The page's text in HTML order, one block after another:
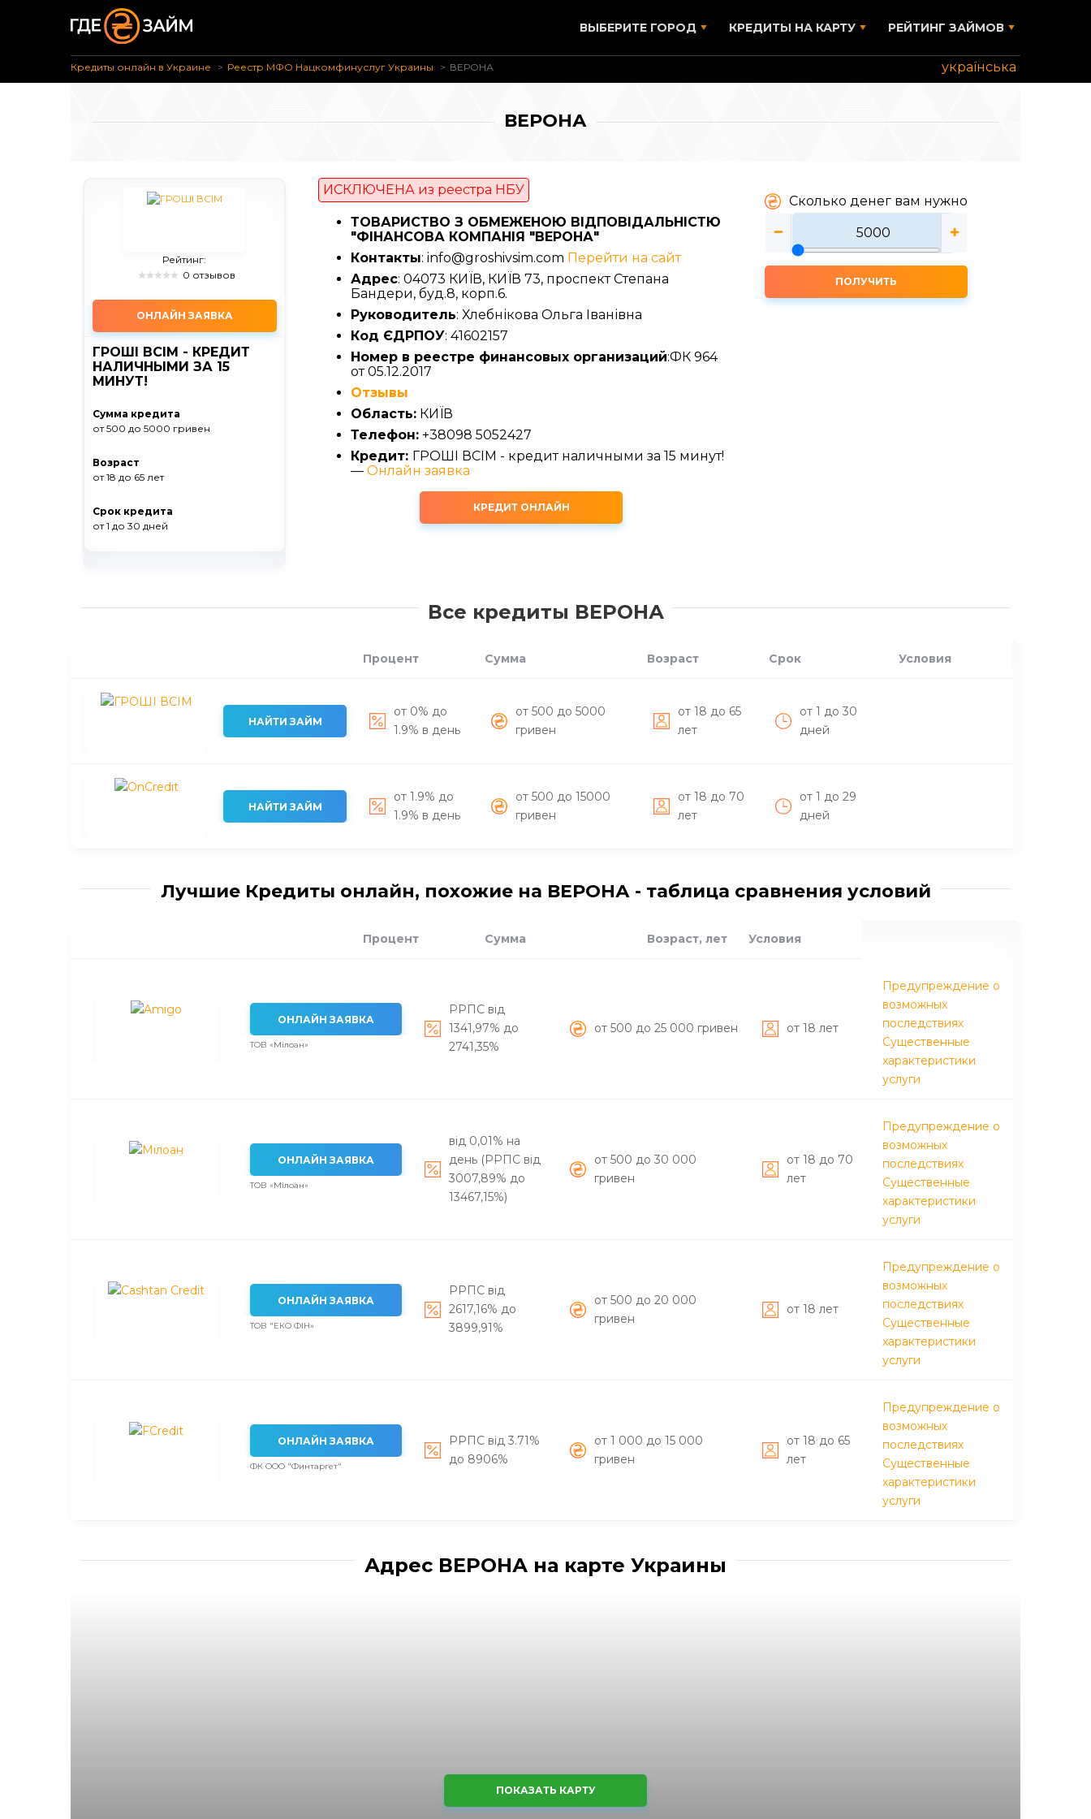
ВЫБЕРИТЕ ГОРОД КРЕДИТЫ НА КАРТУ РЕЙТИНГ ЗАЙМОВ
Кредиты онлайн в Украине Реестр МФО Нацкомфинуслуг Украины ВЕРОНА українська
ВЕРОНА
Рейтинг:
0 отзывов
ОНЛАЙН ЗАЯВКА
ГРОШІ ВСІМ - КРЕДИТ
НАЛИЧНЫМИ ЗА 15
МИНУТ!
Сумма кредита
от 500 до 5000 гривен
Возраст
от 18 до 65 лет
Срок кредита
от 1 до 30 дней
ИСКЛЮЧЕНА из реестра НБУ
ТОВАРИСТВО З ОБМЕЖЕНОЮ ВІДПОВІДАЛЬНІСТЮ
"ФІНАНСОВА КОМПАНІЯ "ВЕРОНА"
Контакты: info@groshivsim.com Перейти на сайт
Адрес: 04073 КИЇВ, КИЇВ 73, проспект Степана
Бандери, буд.8, корп.6.
Руководитель: Хлебнікова Ольга Іванівна
Код ЄДРПОУ: 41602157
Номер в реестре финансовых организаций:ФК 964
от 05.12.2017
Отзывы
Область: КИЇВ
Телефон: +38098 5052427
Кредит: ГРОШІ ВСІМ - кредит наличными за 15 минут!
— Онлайн заявка
КРЕДИТ ОНЛАЙН
Сколько денег вам нужно
ПОЛУЧИТЬ
Все кредиты ВЕРОНА
Процент Сумма Возраст Срок Условия
НАЙТИ ЗАЙМ
от 0% до
1.9% в день
от 500 до 5000
гривен
от 18 до 65
лет
от 1 до 30
дней
НАЙТИ ЗАЙМ
от 1.9% до
1.9% в день
от 500 до 15000
гривен
от 18 до 70
лет
от 1 до 29
дней
Лучшие Кредиты онлайн, похожие на ВЕРОНА - таблица сравнения условий
Процент Сумма Возраст, лет Условия
ОНЛАЙН ЗАЯВКА
ТОВ «Мілоан»
РРПС від
1341,97% до
2741,35%
от 500 до 25 000 гривен от 18 лет
Предупреждение о
возможных
последствиях
Существенные
характеристики
услуги
ОНЛАЙН ЗАЯВКА
ТОВ «Мілоан»
від 0,01% на
день (РРПС від
3007,89% до
13467,15%)
от 500 до 30 000
гривен
от 18 до 70
лет
Предупреждение о
возможных
последствиях
Существенные
характеристики
услуги
ОНЛАЙН ЗАЯВКА
ТОВ "ЕКО ФІН»
РРПС вiд
2617,16% до
3899,91%
от 500 до 20 000
гривен
от 18 лет
Предупреждение о
возможных
последствиях
Существенные
характеристики
услуги
ОНЛАЙН ЗАЯВКА
ФК ООО "Финтаргет"
РРПС від 3.71%
до 8906%
от 1 000 до 15 000
гривен
от 18 до 65
лет
Предупреждение о
возможных
последствиях
Существенные
характеристики
услуги
Адрес ВЕРОНА на карте Украины
ПОКАЗАТЬ КАРТУ